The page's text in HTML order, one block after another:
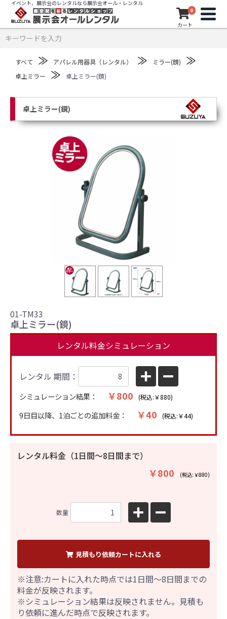
イベント、展示会のレンタルなら展示会オール・レンタル
0
カート
すべて ≫ アパレル用器具（レンタル） ≫ ミラー(鏡) ≫
卓上ミラー ≫ 卓上ミラー(鏡)
卓上ミラー(鏡)
01-TM33
卓上ミラー(鏡)
レンタル料金シミュレーション
レンタル 期間：
シミュレーション結果： ￥800 (税込:￥880)
9日目以降、1泊ごとの追加料金： ￥40 (税込:￥44)
レンタル料金（1日間〜8日間まで）
￥800 (税込:￥880)
数量
見積もり依頼カートに入れる
※注意:カートに入れた時点では1日間～8日間までの
料金が反映されます。
※シミュレーション結果は反映されません。見積も
り依頼に進んだ時点で反映されます。